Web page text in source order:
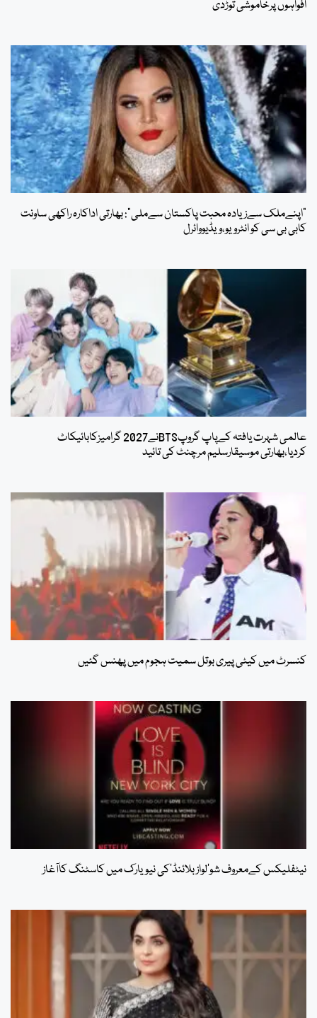
افواہوں پرخاموشی توڑدی
”اپنےملک سےزیادہ محبت پاکستان سےملی“: بھارتی اداکارہ راکھی ساونت
کابی بی سی کو انٹرویو،ویڈیووائرل
عالمی شہرت یافتہ کےپاپ گروپBTSنے2027 گرامیزکابائیکاٹ
کردیا،بھارتی موسیقارسلیم مرچنٹ کی تائید
کنسرٹ میں کیٹی پیری بوتل سمیت ہجوم میں پھنس گئیں
نیٹفلیکس کےمعروف شو’لوازبلائنڈ‘کی نیویارک میں کاسٹنگ کاآغاز